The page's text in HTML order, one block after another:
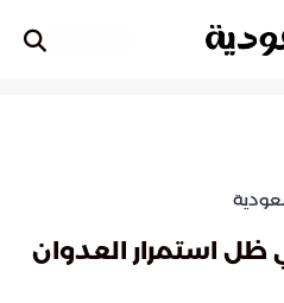
ظل استمرار العدوان